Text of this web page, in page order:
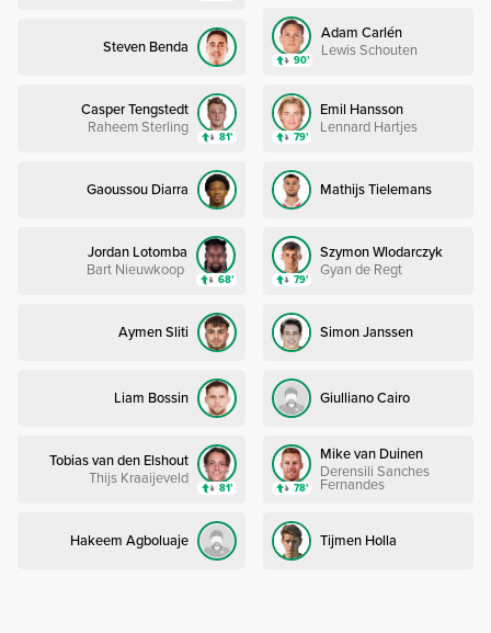
Steven Benda
Casper Tengstedt
Raheem Sterling
81’
Gaoussou Diarra
Jordan Lotomba
Bart Nieuwkoop
68’
Aymen Sliti
Liam Bossin
Tobias van den Elshout
Thijs Kraaijeveld
81’
Hakeem Agboluaje
Adam Carlén
Lewis Schouten
90’
Emil Hansson
Lennard Hartjes
79’
Mathijs Tielemans
Szymon Wlodarczyk
Gyan de Regt
79’
Simon Janssen
Giulliano Cairo
Mike van Duinen
Derensili Sanches
Fernandes
78’
Tijmen Holla